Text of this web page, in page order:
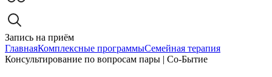
Запись на приём
ГлавнаяКомплексные программыСемейная терапия
Консультирование по вопросам пары | Со-Бытие